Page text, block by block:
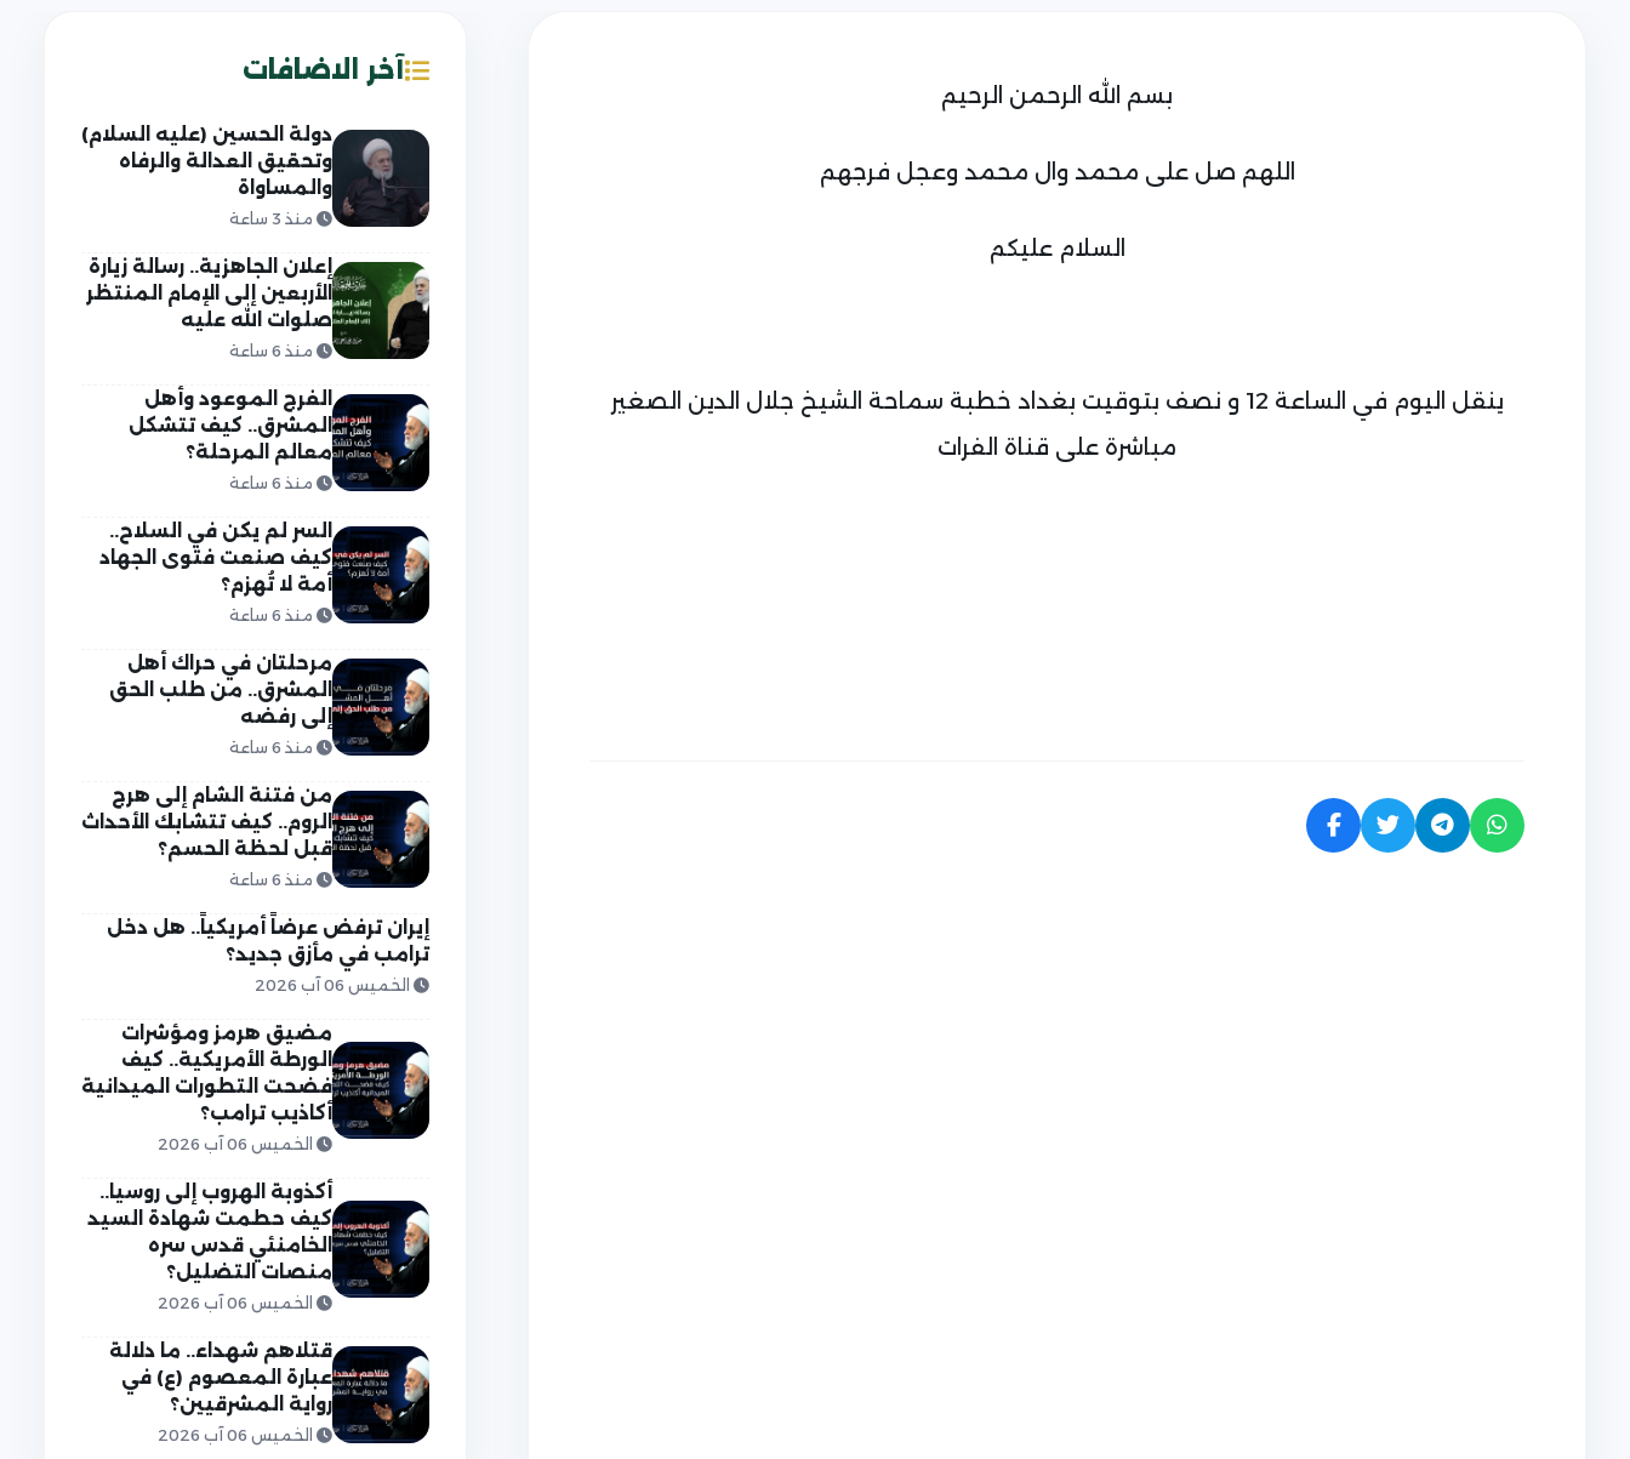
بسم الله الرحمن الرحيم
اللهم صل على محمد وال محمد وعجل فرجهم
السلام عليكم
ينقل اليوم في الساعة 12 و نصف بتوقيت بغداد خطبة سماحة الشيخ جلال الدين الصغير
مباشرة على قناة الفرات
آخر الاضافات
دولة الحسين (عليه السلام)
وتحقيق العدالة والرفاه
والمساواة
منذ 3 ساعة
إعلان الجاهزية.. رسالة زيارة
الأربعين إلى الإمام المنتظر
صلوات الله عليه
منذ 6 ساعة
الفرج الموعود وأهل
المشرق.. كيف تتشكل
معالم المرحلة؟
منذ 6 ساعة
السر لم يكن في السلاح..
كيف صنعت فتوى الجهاد
أمة لا تُهزم؟
منذ 6 ساعة
مرحلتان في حراك أهل
المشرق.. من طلب الحق
إلى رفضه
منذ 6 ساعة
من فتنة الشام إلى هرج
الروم.. كيف تتشابك الأحداث
قبل لحظة الحسم؟
منذ 6 ساعة
إيران ترفض عرضاً أمريكياً.. هل دخل
ترامب في مأزق جديد؟
الخميس 06 آب 2026
مضيق هرمز ومؤشرات
الورطة الأمريكية.. كيف
فضحت التطورات الميدانية
أكاذيب ترامب؟
الخميس 06 آب 2026
أكذوبة الهروب إلى روسيا..
كيف حطمت شهادة السيد
الخامنئي قدس سره
منصات التضليل؟
الخميس 06 آب 2026
قتلاهم شهداء.. ما دلالة
عبارة المعصوم (ع) في
رواية المشرقيين؟
الخميس 06 آب 2026